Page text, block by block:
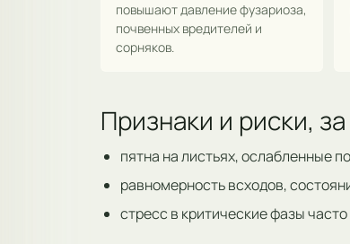
повышают давление фузариоза,
почвенных вредителей и
сорняков.
Признаки и риски,
пятна на листьях, ослабленные
равномерность всходов,
стресс в критические фазы